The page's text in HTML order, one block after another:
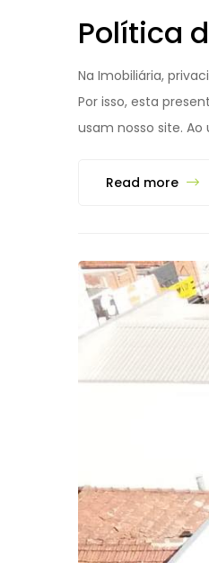
Política
Na Imobiliária,
Por isso, esta
usam nosso site. Ao
Read more